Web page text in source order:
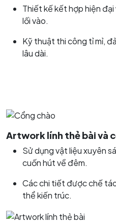
Thiết kế kết hợp hiện
lối vào.
Kỹ thuật thi công tỉ mỉ,
lâu dài.
Artwork lính thẻ bài và
Sử dụng vật liệu xuyên
cuốn hút về đêm.
Các chi tiết được chế
thể kiến trúc.